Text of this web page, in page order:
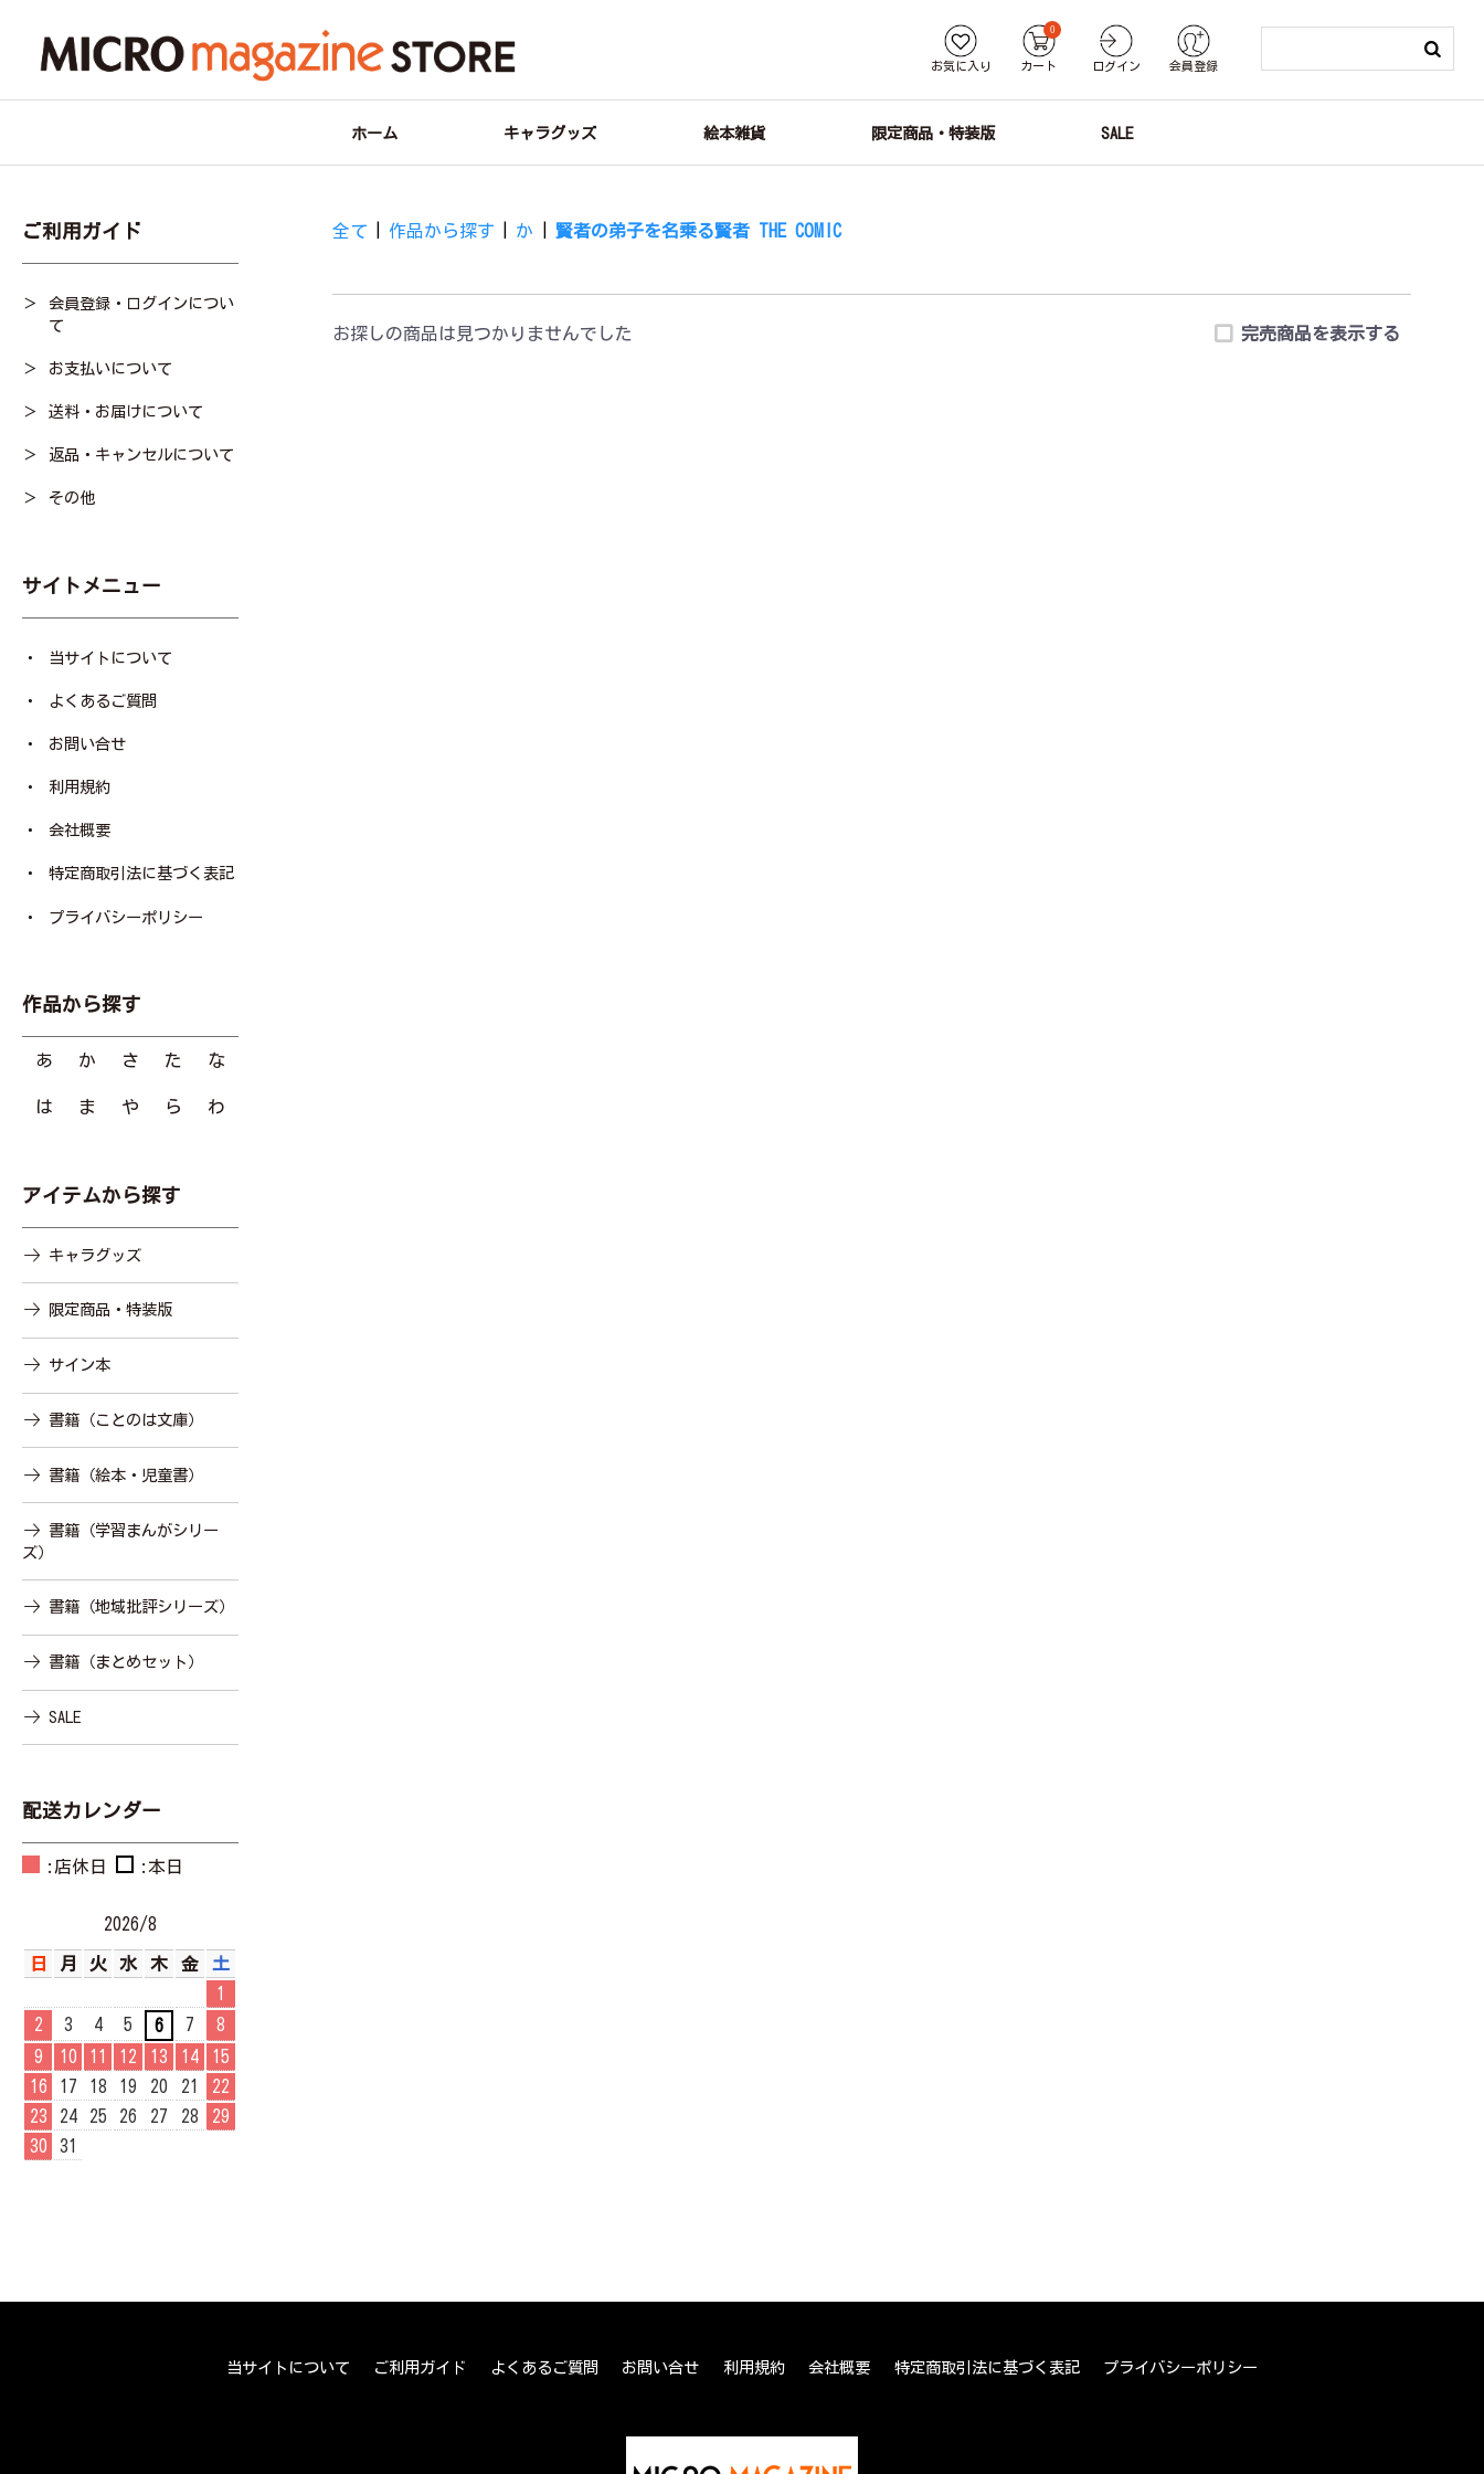
お気に入り カート
0
ログイン 会員登録
ホーム キャラグッズ 絵本雑貨 限定商品・特装版 SALE
ご利用ガイド
会員登録・ログインについ
て
お支払いについて
送料・お届けについて
返品・キャンセルについて
その他
サイトメニュー
当サイトについて
よくあるご質問
お問い合せ
利用規約
会社概要
特定商取引法に基づく表記
プライバシーポリシー
作品から探す
あ か さ た な
は ま や ら わ
アイテムから探す
キャラグッズ
限定商品・特装版
サイン本
書籍（ことのは文庫）
書籍（絵本・児童書）
書籍（学習まんがシリー
ズ）
書籍（地域批評シリーズ）
書籍（まとめセット）
SALE
配送カレンダー
:店休日 :本日
2026/8
日 月 火 水 木 金 土
1
2
3 4 5 6 7
8
9
10 11 12 13 14 15
16 17 18 19 20 21 22
23 24 25 26 27 28 29
30 31
全て 作品から探す か 賢者の弟子を名乗る賢者 THE COMIC
お探しの商品は見つかりませんでした 完売商品を表示する
当サイトについて ご利用ガイド よくあるご質問 お問い合せ 利用規約 会社概要 特定商取引法に基づく表記 プライバシーポリシー